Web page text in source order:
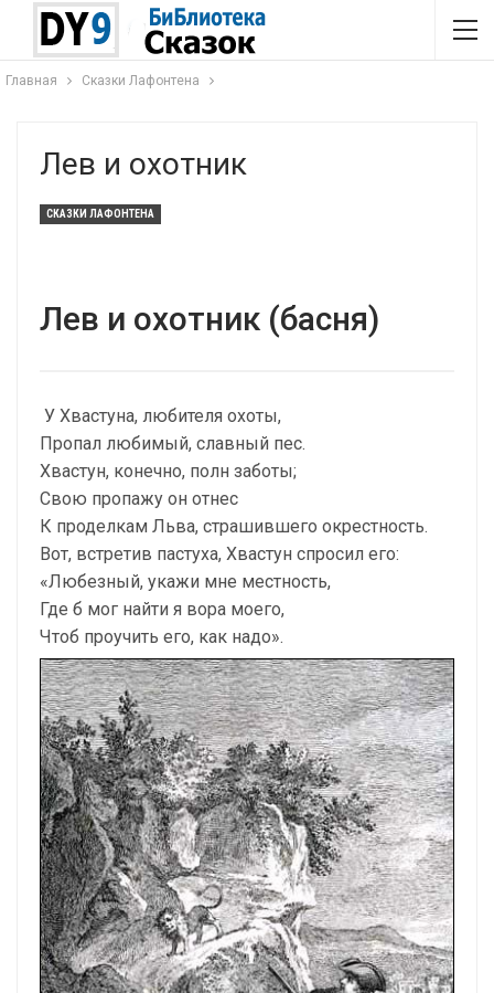
Главная Сказки Лафонтена
Лев и охотник
СКАЗКИ ЛАФОНТЕНА
Лев и охотник (басня)
У Хвастуна, любителя охоты,
Пропал любимый, славный пес.
Хвастун, конечно, полн заботы;
Свою пропажу он отнес
К проделкам Льва, страшившего окрестность.
Вот, встретив пастуха, Хвастун спросил его:
«Любезный, укажи мне местность,
Где б мог найти я вора моего,
Чтоб проучить его, как надо».